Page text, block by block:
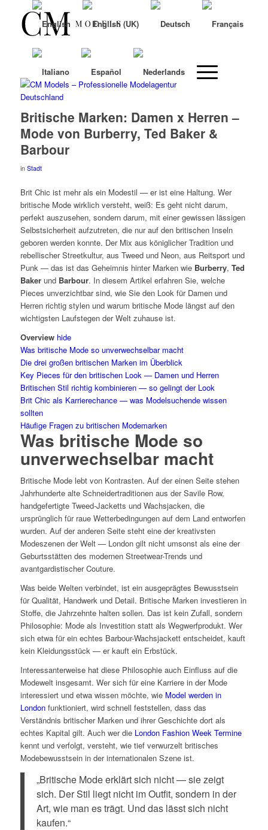
Britische Marken: Damen x Herren –
Mode von Burberry, Ted Baker &
Barbour
in Stadt
Brit Chic ist mehr als ein Modestil — er ist eine Haltung. Wer
britische Mode wirklich versteht, weiß: Es geht nicht darum,
perfekt auszusehen, sondern darum, mit einer gewissen lässigen
Selbstsicherheit aufzutreten, die nur auf den britischen Inseln
geboren werden konnte. Der Mix aus königlicher Tradition und
rebellischer Streetkultur, aus Tweed und Neon, aus Reitsport und
Punk — das ist das Geheimnis hinter Marken wie Burberry, Ted
Bakerund Barbour. In diesem Artikel erfahren Sie, welche
Pieces unverzichtbar sind, wie Sie den Look für Damen und
Herren richtig stylen und warum britische Mode längst auf den
wichtigsten Laufstegen der Welt zuhause ist.
Overview hide
Was britische Mode so unverwechselbar macht
Die drei großen britischen Marken im Überblick
Key Pieces für den britischen Look — Damen und Herren
Britischen Stil richtig kombinieren — so gelingt der Look
Brit Chic als Karrierechance — was Modelsuchende wissen
sollten
Häufige Fragen zu britischen Modemarken
Was britische Mode so
unverwechselbar macht
Britische Mode lebt von Kontrasten. Auf der einen Seite stehen
Jahrhunderte alte Schneidertraditionen aus der Savile Row,
handgefertigte Tweed-Jacketts und Wachsjacken, die
ursprünglich für raue Wetterbedingungen auf dem Land entworfen
wurden. Auf der anderen Seite steht eine der kreativsten
Modeszenen der Welt — London gilt nicht umsonst als eine der
Geburtsstätten des modernen Streetwear-Trends und
avantgardistischer Couture.
Was beide Welten verbindet, ist ein ausgeprägtes Bewusstsein
für Qualität, Handwerk und Detail. Britische Marken investieren in
Stoffe, die Jahrzehnte halten sollen. Das ist kein Zufall, sondern
Philosophie: Mode als Investition statt als Wegwerfprodukt. Wer
sich etwa für ein echtes Barbour-Wachsjackett entscheidet, kauft
kein Kleidungsstück — er kauft ein Erbstück.
Interessanterweise hat diese Philosophie auch Einfluss auf die
Modewelt insgesamt. Wer sich für eine Karriere in der Mode
interessiert und etwa wissen möchte, wie Model werden in
Londonfunktioniert, wird schnell feststellen, dass das
Verständnis britischer Marken und ihrer Geschichte dort als
echtes Kapital gilt. Auch wer die London Fashion Week Termine
kennt und verfolgt, versteht, wie tief verwurzelt britisches
Modebewusstsein in der internationalen Szene ist.
„Britische Mode erklärt sich nicht — sie zeigt
sich. Der Stil liegt nicht im Outfit, sondern in der
Art, wie man es trägt. Und das lässt sich nicht
kaufen.“